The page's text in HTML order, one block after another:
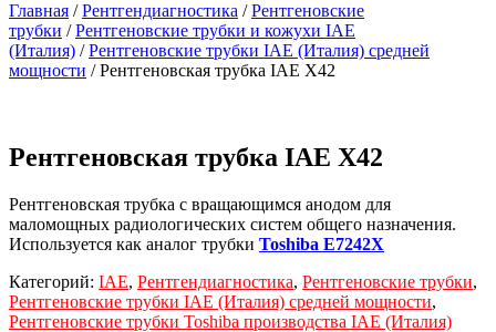
Главная /Рентгендиагностика /Рентгеновские
трубки /Рентгеновские трубки и кожухи IAE
(Италия) /Рентгеновские трубки IAE (Италия) средней
мощности / Рентгеновская трубка IAE X42
Рентгеновская трубка IAE X42
Рентгеновская трубка с вращающимся анодом для
маломощных радиологических систем общего назначения.
Используется как аналог трубки Toshiba E7242X
Категорий: IAE, Рентгендиагностика, Рентгеновские трубки,
Рентгеновские трубки IAE (Италия) средней мощности,
Рентгеновские трубки Toshiba производства IAE (Италия)